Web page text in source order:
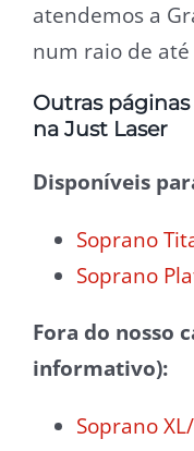
atendemos a
num raio de até
Outras
na Just Laser
Disponíveis
Soprano
Soprano
Fora do nosso
informativo):
Soprano